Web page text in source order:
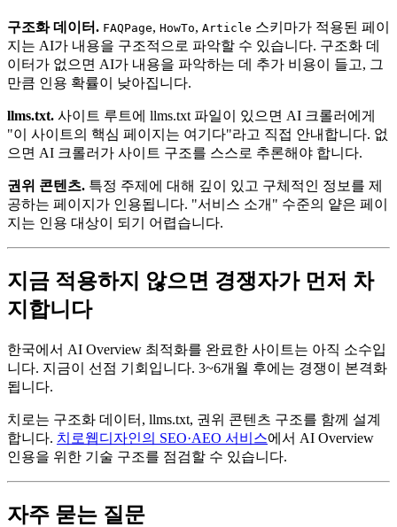
구조화 데이터. FAQPage, HowTo, Article 스키마가 적용된 페이
지는 AI가 내용을 구조적으로 파악할 수 있습니다. 구조화 데
이터가 없으면 AI가 내용을 파악하는 데 추가 비용이 들고, 그
만큼 인용 확률이 낮아집니다.
llms.txt. 사이트 루트에 llms.txt 파일이 있으면 AI 크롤러에게
"이 사이트의 핵심 페이지는 여기다"라고 직접 안내합니다. 없
으면 AI 크롤러가 사이트 구조를 스스로 추론해야 합니다.
권위 콘텐츠. 특정 주제에 대해 깊이 있고 구체적인 정보를 제
공하는 페이지가 인용됩니다. "서비스 소개" 수준의 얕은 페이
지는 인용 대상이 되기 어렵습니다.
지금 적용하지 않으면 경쟁자가 먼저 차
지합니다
한국에서 AI Overview 최적화를 완료한 사이트는 아직 소수입
니다. 지금이 선점 기회입니다. 3~6개월 후에는 경쟁이 본격화
됩니다.
치로는 구조화 데이터, llms.txt, 권위 콘텐츠 구조를 함께 설계
합니다. 치로웹디자인의 SEO·AEO 서비스에서 AI Overview
인용을 위한 기술 구조를 점검할 수 있습니다.
자주 묻는 질문